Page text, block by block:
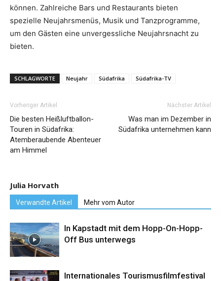
können. Zahlreiche Bars und Restaurants bieten
spezielle Neujahrsmenüs, Musik und Tanzprogramme,
um den Gästen eine unvergessliche Neujahrsnacht zu
bieten.
SCHLAGWORTE Neujahr Südafrika Südafrika-TV
Vorheriger Artikel
Die besten Heißluftballon-
Touren in Südafrika:
Atemberaubende Abenteuer
am Himmel
Nächster Artikel
Was man im Dezember in
Südafrika unternehmen kann
Julia Horvath
Verwandte Artikel Mehr vom Autor
In Kapstadt mit dem Hopp-On-Hopp-
Off Bus unterwegs
Internationales Tourismusfilmfestival